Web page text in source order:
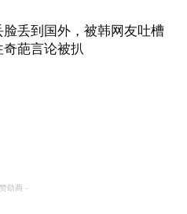
丢到国外，被韩网友吐槽
葩言论被扒
助商 -